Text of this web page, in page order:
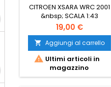
CITROEN XSARA WRC 2001
&nbsp; SCALA 1:43
19,00 €
 Aggiungi al carrello
 Ultimi articoli in
magazzino